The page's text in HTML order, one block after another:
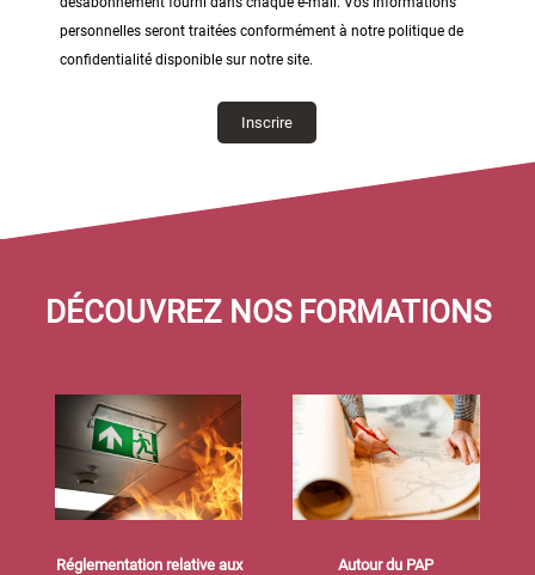
personnelles seront traitées conformément à notre politique de
confidentialité disponible sur notre site.
DÉCOUVREZ NOS FORMATIONS
Réglementation relative aux
Autour du PAP